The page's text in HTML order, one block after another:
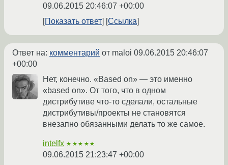
09.06.2015 20:46:07 +00:00
Показать ответ
Ссылка
Ответ на: комментарий от maloi 09.06.2015 20:46:07
+00:00
Нет, конечно. «Based on» — это именно
«based on». От того, что в одном
дистрибутиве что-то сделали, остальные
дистрибутивы/проекты не становятся
внезапно обязанными делать то же самое.
intelfx ★★★★★
09.06.2015 21:23:47 +00:00